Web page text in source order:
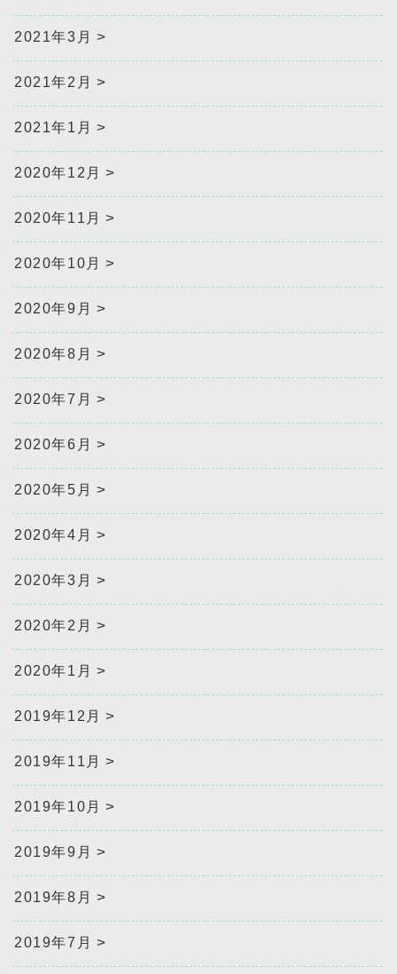
2021年3月
2021年2月
2021年1月
2020年12月
2020年11月
2020年10月
2020年9月
2020年8月
2020年7月
2020年6月
2020年5月
2020年4月
2020年3月
2020年2月
2020年1月
2019年12月
2019年11月
2019年10月
2019年9月
2019年8月
2019年7月